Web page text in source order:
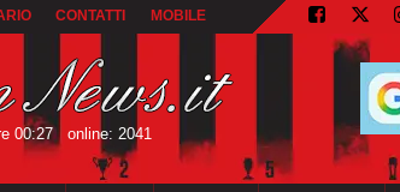
CONTATTI MOBILE
00:27 online: 2041